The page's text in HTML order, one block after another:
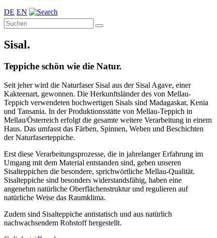
DE EN
Sisal.
Teppiche schön wie die Natur.
Seit jeher wird die Naturfaser Sisal aus der Sisal Agave, einer
Kakteenart, gewonnen. Die Herkunftsländer des von Mellau-
Teppich verwendeten hochwertigen Sisals sind Madagaskar, Kenia
und Tansania. In der Produktionsstätte von Mellau-Teppich in
Mellau/Österreich erfolgt die gesamte weitere Verarbeitung in einem
Haus. Das umfasst das Färben, Spinnen, Weben und Beschichten
der Naturfaserteppiche.
Erst diese Verarbeitungsprozesse, die in jahrelanger Erfahrung im
Umgang mit dem Material entstanden sind, geben unseren
Sisalteppichen die besondere, sprichwörtliche Mellau-Qualität.
Sisalteppiche sind besonders widerstandsfähig, haben eine
angenehm natürliche Oberflächenstruktur und regulieren auf
natürliche Weise das Raumklima.
Zudem sind Sisalteppiche antistatisch und aus natürlich
nachwachsendem Rohstoff hergestellt.